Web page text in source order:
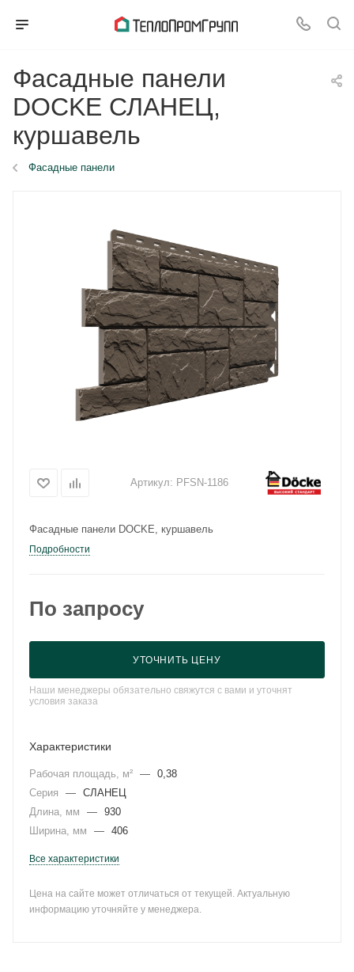
Фасадные панели
DOCKE СЛАНЕЦ,
куршавель
Фасадные панели
Артикул: PFSN-1186
Фасадные панели DOCKE, куршавель
Подробности
По запросу
УТОЧНИТЬ ЦЕНУ
Наши менеджеры обязательно свяжутся с вами и уточнят
условия заказа
Характеристики
Рабочая площадь, м² — 0,38
Серия
— СЛАНЕЦ
Длина, мм
— 930
Ширина, мм
— 406
Все характеристики
Цена на сайте может отличаться от текущей. Актуальную
информацию уточняйте у менеджера.